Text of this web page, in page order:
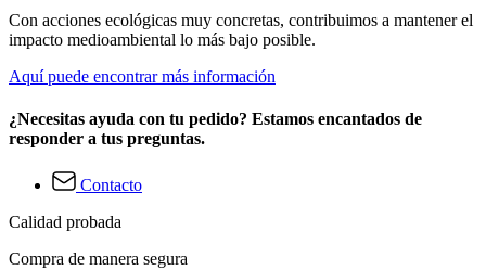
Con acciones ecológicas muy concretas, contribuimos a mantener el
impacto medioambiental lo más bajo posible.
Aquí puede encontrar más información
¿Necesitas ayuda con tu pedido? Estamos encantados de
responder a tus preguntas.
Contacto
Calidad probada
Compra de manera segura